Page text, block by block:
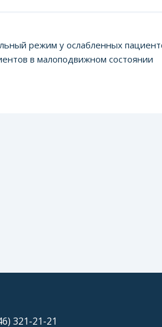
режим у ослабленных
в малоподвижном состоянии
321-21-21